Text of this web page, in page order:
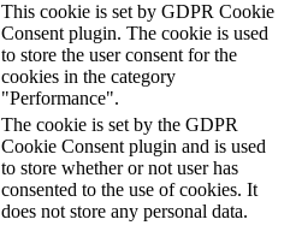
This cookie is set by GDPR Cookie
Consent plugin. The cookie is used
to store the user consent for the
cookies in the category
"Performance".
The cookie is set by the GDPR
Cookie Consent plugin and is used
to store whether or not user has
consented to the use of cookies. It
does not store any personal data.